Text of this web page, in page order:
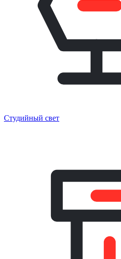
Студийный свет